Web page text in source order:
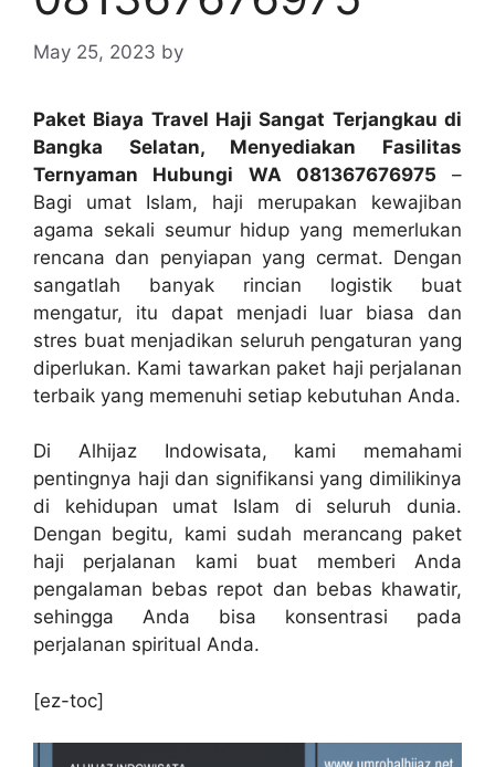
May 25, 2023 by
Paket Biaya Travel Haji Sangat Terjangkau di
Bangka Selatan, Menyediakan Fasilitas
Ternyaman Hubungi WA 081367676975 –
Bagi umat Islam, haji merupakan kewajiban
agama sekali seumur hidup yang memerlukan
rencana dan penyiapan yang cermat. Dengan
sangatlah banyak rincian logistik buat
mengatur, itu dapat menjadi luar biasa dan
stres buat menjadikan seluruh pengaturan yang
diperlukan. Kami tawarkan paket haji perjalanan
terbaik yang memenuhi setiap kebutuhan Anda.
Di Alhijaz Indowisata, kami memahami
pentingnya haji dan signifikansi yang dimilikinya
di kehidupan umat Islam di seluruh dunia.
Dengan begitu, kami sudah merancang paket
haji perjalanan kami buat memberi Anda
pengalaman bebas repot dan bebas khawatir,
sehingga Anda bisa konsentrasi pada
perjalanan spiritual Anda.
[ez-toc]